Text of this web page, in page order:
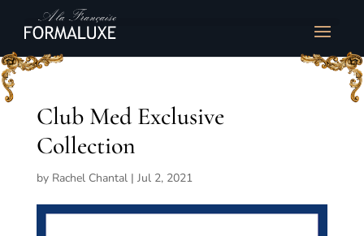
Club Med Exclusive
Collection
by Rachel Chantal| Jul 2, 2021